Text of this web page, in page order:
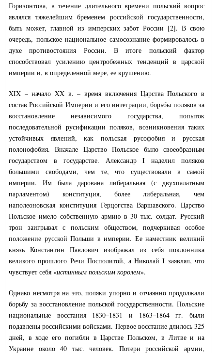
Горизонтова, в течение длительного времени польский вопрос
являлся тяжелейшим бременем российской государственности,
быть может, главной из имперских забот России [2]. В свою
очередь, польское национальное самосознание формировалось в
духе противостояния России. В итоге польский фактор
способствовал усилению центробежных тенденций в царской
империи и, в определенной мере, ее крушению.
XIX – начало XX в. – время включения Царства Польского в
состав Российской Империи и его интеграции, борьбы поляков за
восстановление независимого государства, попыток
последовательной русификации поляков, возникновения таких
устойчивых явлений, как польская русофобия и русская
полонофобия. Вначале Царство Польское было своеобразным
государством в государстве. Александр I наделил поляков
большими свободами, чем те, что существовали в самой
империи. Им была дарована либеральная (с двухпалатным
парламентом) конституция, более либеральная, чем
наполеоновская конституция Герцогства Варшавского. Царство
Польское имело собственную армию в 30 тыс. солдат. Русский
трон заигрывал с польским обществом, подчеркивая особое
положение русской Польши в империи. Ее наместник великий
князь Константин Павлович изображал из себя поклонника
великого прошлого Речи Посполитой, а Николай I заявлял, что
чувствует себя «истинным польским королем».
Однако несмотря на это, поляки упорно и отчаянно продолжали
борьбу за восстановление польской государственности. Польские
национальные восстания 1830–1831 и 1863–1864 гг. были
подавлены российскими войсками. Первое восстание длилось 325
дней, в ходе его погибли в Царстве Польском, в Литве и на
Украине около 40 тыс. человек. Потери российской армии,